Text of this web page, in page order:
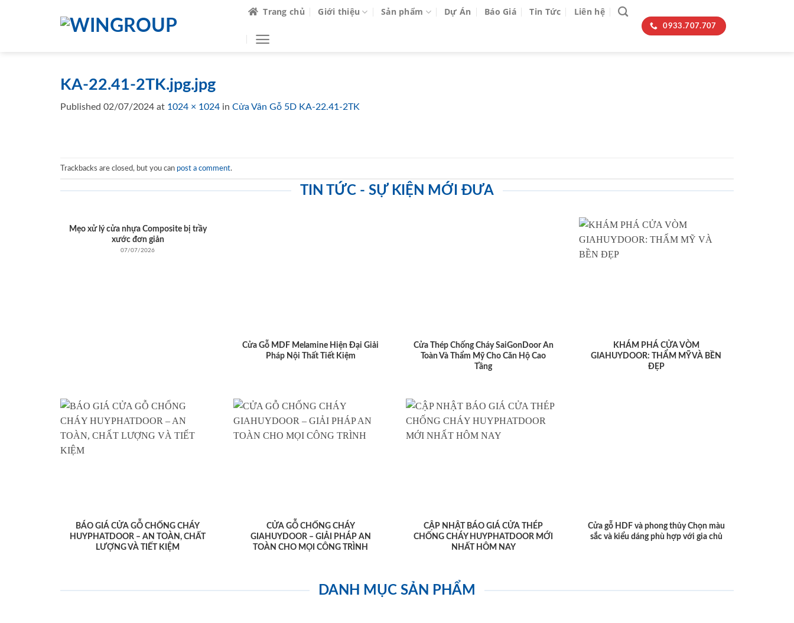
Trang chủ Giới thiệu Sản phẩm Dự Án Báo Giá Tin Tức Liên hệ
0933.707.707
KA-22.41-2TK.jpg.jpg
Published 02/07/2024 at 1024 × 1024 in Cửa Vân Gỗ 5D KA-22.41-2TK
Trackbacks are closed, but you can post a comment.
TIN TỨC - SỰ KIỆN MỚI ĐƯA
Mẹo xử lý cửa nhựa Composite bị trầy
xước đơn giản
07/07/2026
Cửa Gỗ MDF Melamine Hiện Đại Giải
Pháp Nội Thất Tiết Kiệm
Cửa Thép Chống Cháy SaiGonDoor An
Toàn Và Thẩm Mỹ Cho Căn Hộ Cao
Tầng
KHÁM PHÁ CỬA VÒM
GIAHUYDOOR: THẨM MỸ VÀ BỀN
ĐẸP
BÁO GIÁ CỬA GỖ CHỐNG CHÁY
HUYPHATDOOR – AN TOÀN, CHẤT
LƯỢNG VÀ TIẾT KIỆM
CỬA GỖ CHỐNG CHÁY
GIAHUYDOOR – GIẢI PHÁP AN
TOÀN CHO MỌI CÔNG TRÌNH
CẬP NHẬT BÁO GIÁ CỬA THÉP
CHỐNG CHÁY HUYPHATDOOR MỚI
NHẤT HÔM NAY
Cửa gỗ HDF và phong thủy Chọn màu
sắc và kiểu dáng phù hợp với gia chủ
DANH MỤC SẢN PHẨM